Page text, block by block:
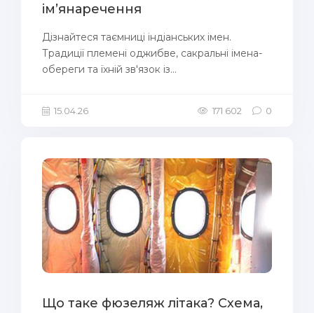
ім’янаречення
Дізнайтеся таємниці індіанських імен.
Традиції племені оджибве, сакральні імена-
обереги та їхній зв'язок із...
15.04.26 171 602 0
Що таке фюзеляж літака? Схема,